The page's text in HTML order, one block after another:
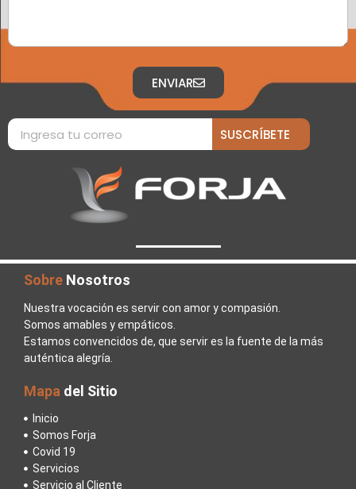
ENVIAR
SUSCRÍBETE
Sobre Nosotros
Nuestra vocación es servir con amor y compasión.
Somos amables y empáticos.
Estamos convencidos de, que servir es la fuente de la más
auténtica alegría.
Mapa del Sitio
Inicio
Somos Forja
Covid 19
Servicios
Servicio al Cliente